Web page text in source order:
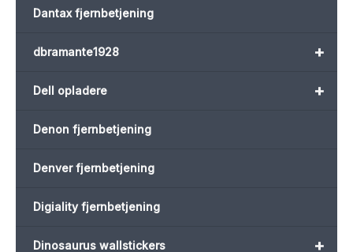
Dantax fjernbetjening
+
dbramante1928
+
Dell opladere
Denon fjernbetjening
Denver fjernbetjening
Digiality fjernbetjening
+
Dinosaurus wallstickers